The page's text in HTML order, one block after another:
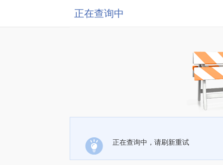
正在查询中
正在查询中，请刷新重试